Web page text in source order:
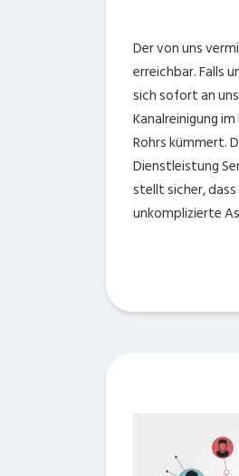
Der von uns
erreichbar. Falls
sich sofort an
Kanalreinigung
Rohrs kümmert.
Dienstleistung
stellt sicher, dass
unkomplizierte